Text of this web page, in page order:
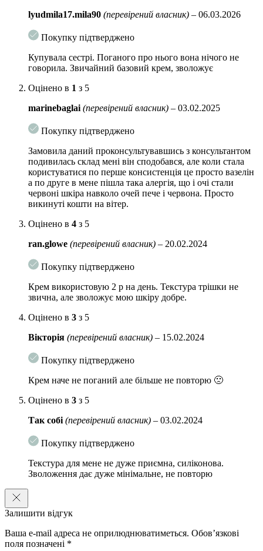
Ніацинамід
– сприяє стимуляції синтезу колагену і поліпшення
захисних функцій шкіри, допомагає знизити трансепідермальних
втрату вологи з епідермісу і усунути пігментацію, зволожує, звужує
пори, заспокоює, освітлює.
Аденозин– потужний омолоджуючий компонент. Підтягує шкіру,
підсилює вироблення колагену, сприяє зменшенню кількості зморшок,
гальмує процеси старіння.
Комплекс пептидів– омолоджує, скорочує вже наявні зморшки і
старіння. Пептиди сприяють зміцненню контурів особи, підвищують
загальний тонус шкіри, прискорюють природний процес вироблення
волокон колагену і еластину в епідермісі.
Олія ши– інтенсивно зволожує і живить шкіру, робить її м’якою і
ніжною. Прекрасно розгладжує мімічні зморшки і шкірні заломи.
Олія насіння манго– відмінно зволожує, підвищуючи його
неомильних фракцій, олія також інтенсивно регенерує шкіру,
попереджає утворення зморшок.
Косметика з пептидами не рекомендується для використання в період
Підходить для зрілої шкіри.
Спосіб застосування: Нанесіть потрібну кількість крему на зони, що
lyudmila17.mila90 (перевірений власник) – 06.03.2026
Покупку підтверджено
Купувала сестрі. Поганого про нього вона нічого не
говорила. Звичайний базовий крем, зволожує
Оцінено в 1 з 5
marinebaglai (перевірений власник) – 03.02.2025
Покупку підтверджено
Замовила даний проконсультувавшись з консультантом
подивилась склад мені він сподобався, але коли стала
користуватися по перше консистенція це просто вазелін
а по друге в мене пішла така алергія, що і очі стали
червоні шкіра навколо очей пече і червона. Просто
викинуті кошти на вітер.
Оцінено в 4 з 5
ran.glowe (перевірений власник) – 20.02.2024
Покупку підтверджено
Крем використовую 2 р на день. Текстура трішки не
звична, але зволожує мою шкіру добре.
Оцінено в 3 з 5
Вікторія (перевірений власник) – 15.02.2024
Покупку підтверджено
Крем наче не поганий але більше не повторю 🙁
Оцінено в 3 з 5
Так собі (перевірений власник) – 03.02.2024
Покупку підтверджено
Текстура для мене не дуже приємна, силіконова.
Зволоження дає дуже мінімальне, не повторю
Залишити відгук
Ваша e-mail адреса не оприлюднюватиметься. Обов’язкові
поля позначені *